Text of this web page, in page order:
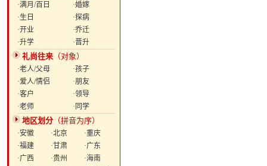
·满月/百日
·婚嫁
·生日
·探病
·开业
·乔迁
·升学
·晋升
礼尚往来 （对象）
·老人/父母
·孩子
·爱人/情侣
·朋友
·客户
·领导
·老师
·同学
地区划分 （拼音为序）
·安徽 ·北京
·重庆
·福建
·甘肃
·广东
·广西
·贵州
·海南